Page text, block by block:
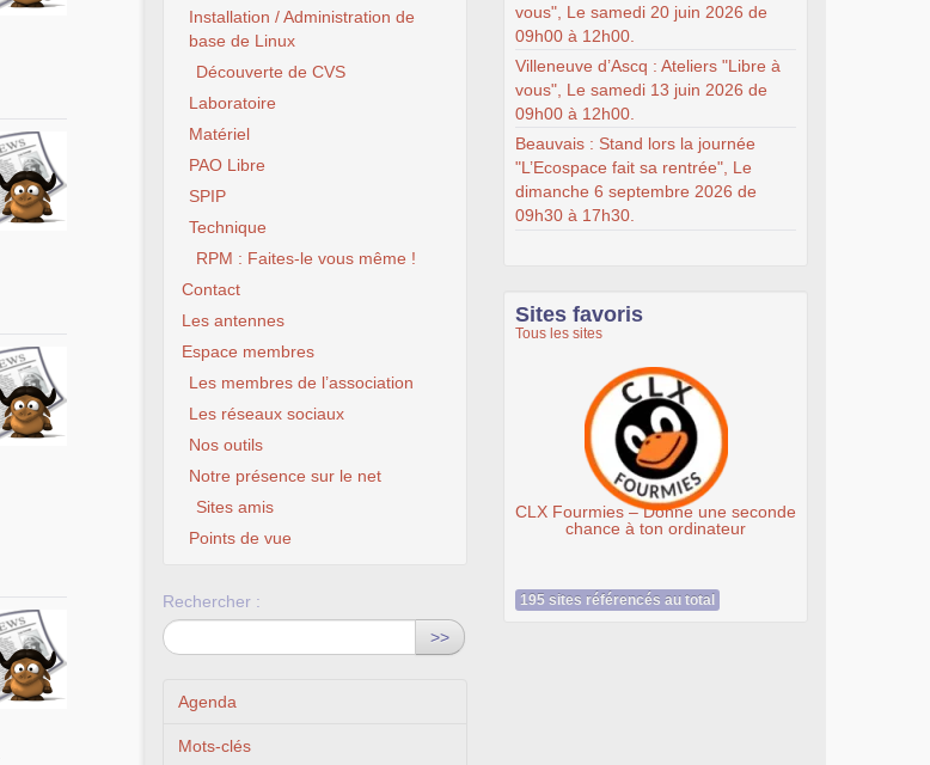
Installation / Administration de
base de Linux
Découverte de CVS
Laboratoire
Matériel
PAO Libre
SPIP
Technique
RPM : Faites-le vous même !
Contact
Les antennes
Espace membres
Les membres de l’association
Les réseaux sociaux
Nos outils
Notre présence sur le net
Sites amis
Points de vue
Rechercher :
>>
Agenda
Mots-clés
vous", Le samedi 20 juin 2026 de
09h00 à 12h00.
Villeneuve d’Ascq : Ateliers "Libre à
vous", Le samedi 13 juin 2026 de
09h00 à 12h00.
Beauvais : Stand lors la journée
"L’Ecospace fait sa rentrée", Le
dimanche 6 septembre 2026 de
09h30 à 17h30.
Sites favoris
Tous les sites
CLX Fourmies – Donne une seconde
chance à ton ordinateur
195 sites référencés au total